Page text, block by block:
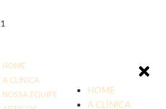
HOME
A CLÍNICA
NOSSA EQUIPE
HOME
A CLÍNICA